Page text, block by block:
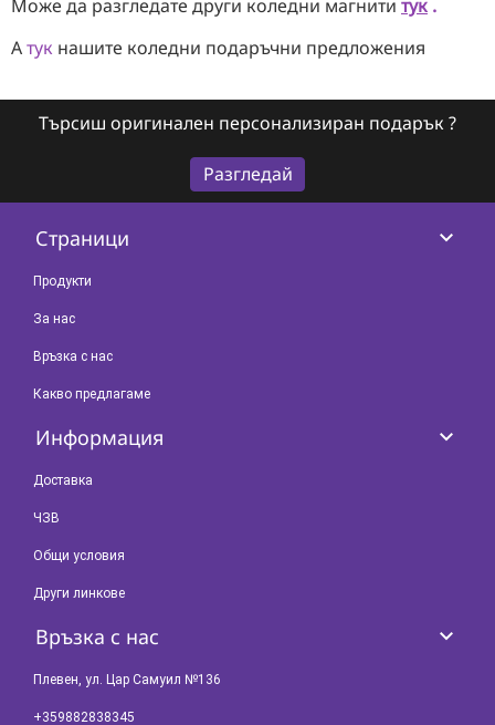
Може да разгледате други коледни магнити тук .
Атук нашите коледни подаръчни предложения
Търсиш оригинален персонализиран подарък ?
Разгледай
Страници keyboard_arrow_down
Продукти
За нас
Връзка с нас
Какво предлагаме
Информация keyboard_arrow_down
Доставка
ЧЗВ
Общи условия
Други линкове
Връзка с нас keyboard_arrow_down
Плевен, ул. Цар Самуил №136
+359882838345